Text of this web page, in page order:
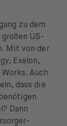
zu dem
US-
Mit von der
Exelon,
Auch
dass die
Dann